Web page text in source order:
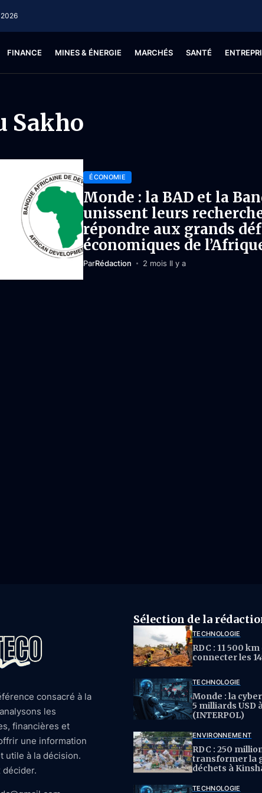
FINANCE MINES & ÉNERGIE MARCHÉS SANTÉ
Sakho
ÉCONOMIE
Monde : la BAD et la
unissent leurs
répondre aux grands
économiques de
ParRédaction 2 mois Il y a
consacré à la
les
financières et
une information
utile à la décision.
décider.
Sélection de la
TECHNOLOGIE
RDC : 11 500
connecter les
TECHNOLOGIE
Monde : la
5 milliards USD
(INTERPOL)
ENVIRONNEMENT
RDC : 250
transformer la
déchets à
TECHNOLOGIE